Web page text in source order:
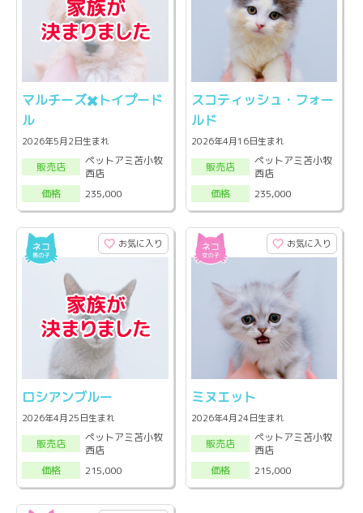
マルチーズ✖️トイプード
ル
2026年5月2日生まれ
販売店
ペットアミ苫小牧
西店
価格
235,000
スコティッシュ・フォー
ルド
2026年4月16日生まれ
販売店
ペットアミ苫小牧
西店
価格
235,000
お気に入り
ロシアンブルー
2026年4月25日生まれ
販売店
ペットアミ苫小牧
西店
価格
215,000
お気に入り
ミヌエット
2026年4月24日生まれ
販売店
ペットアミ苫小牧
西店
価格
215,000